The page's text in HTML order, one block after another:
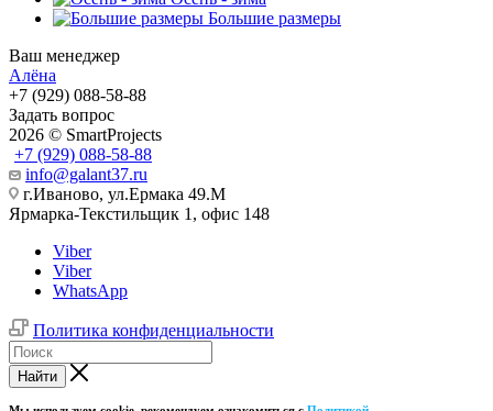
Большие размеры
Ваш менеджер
Алёна
+7 (929) 088-58-88
Задать вопрос
2026 © SmartProjects
+7 (929) 088-58-88
info@galant37.ru
г.Иваново, ул.Ермака 49.M
Ярмарка-Текстильщик 1, офис 148
Viber
Viber
WhatsApp
Политика конфиденциальности
Найти